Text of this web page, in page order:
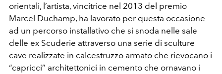
orientali, l’artista, vincitrice nel 2013 del premio
Marcel Duchamp, ha lavorato per questa occasione
ad un percorso installativo che si snoda nelle sale
delle ex Scuderie attraverso una serie di sculture
cave realizzate in calcestruzzo armato che rievocano i
“capricci” architettonici in cemento che ornavano i